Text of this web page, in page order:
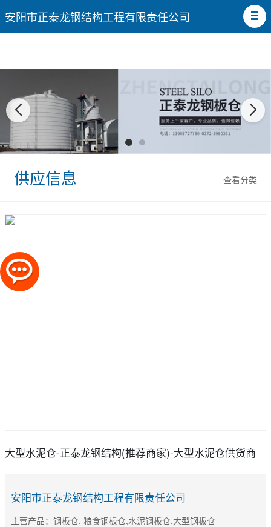
安阳市正泰龙钢结构工程有限责任公司
查看分类
供应信息
大型水泥仓-正泰龙钢结构(推荐商家)-大型水泥仓供货商
安阳市正泰龙钢结构工程有限责任公司
主营产品：钢板仓, 粮食钢板仓,水泥钢板仓,大型钢板仓